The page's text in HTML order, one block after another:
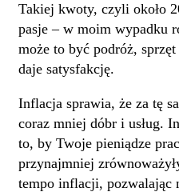
Takiej kwoty, czyli około
pasje – w moim wypadku
może to być podróż,
daje satysfakcję.
Inflacja sprawia, że za tę
coraz mniej dóbr i usług.
to, by Twoje pieniądze
przynajmniej
tempo inflacji, pozwalając